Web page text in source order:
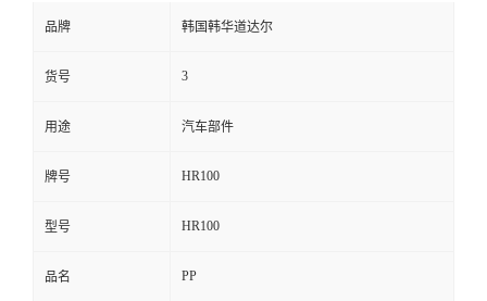
品牌 韩国韩华道达尔
货号 3
用途 汽车部件
牌号 HR100
型号 HR100
品名 PP